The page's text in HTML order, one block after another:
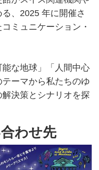
、2025 年に開催さ
ミュニケーション・
能な地球」「人間中心
ーマから私たちのゆ
決策とシナリオを探
わせ先